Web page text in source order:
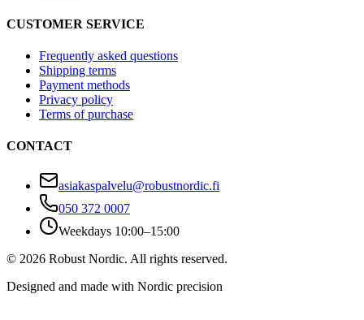
CUSTOMER SERVICE
Frequently asked questions
Shipping terms
Payment methods
Privacy policy
Terms of purchase
CONTACT
asiakaspalvelu@robustnordic.fi
050 372 0007
Weekdays 10:00–15:00
© 2026 Robust Nordic. All rights reserved.
Designed and made with Nordic precision